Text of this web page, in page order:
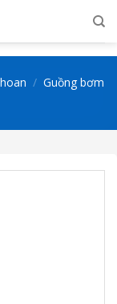
/ Guồng bơm